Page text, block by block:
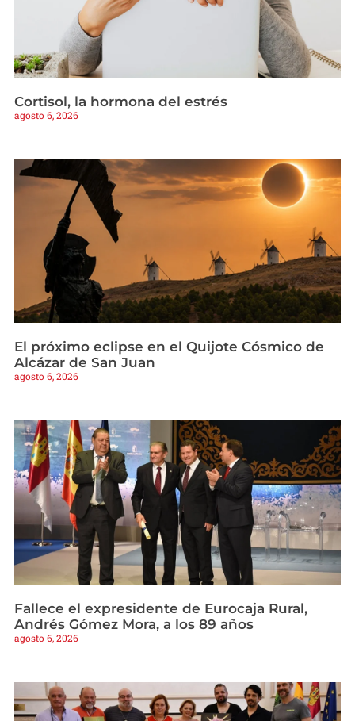
Cortisol, la hormona del estrés
agosto 6, 2026
El próximo eclipse en el Quijote Cósmico de
Alcázar de San Juan
agosto 6, 2026
Fallece el expresidente de Eurocaja Rural,
Andrés Gómez Mora, a los 89 años
agosto 6, 2026